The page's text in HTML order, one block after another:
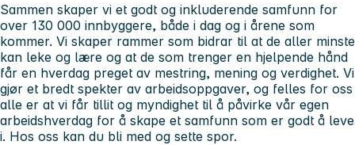
Sammen skaper vi et godt og inkluderende samfunn for
over 130 000 innbyggere, både i dag og i årene som
kommer. Vi skaper rammer som bidrar til at de aller minste
kan leke og lære og at de som trenger en hjelpende hånd
får en hverdag preget av mestring, mening og verdighet. Vi
gjør et bredt spekter av arbeidsoppgaver, og felles for oss
alle er at vi får tillit og myndighet til å påvirke vår egen
arbeidshverdag for å skape et samfunn som er godt å leve
i. Hos oss kan du bli med og sette spor.